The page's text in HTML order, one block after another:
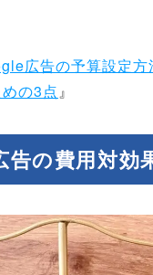
広告の予算設定方
の3点 』
の費用対効